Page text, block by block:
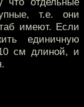
т.е. они
имеют. Если
единичную
см длиной, и